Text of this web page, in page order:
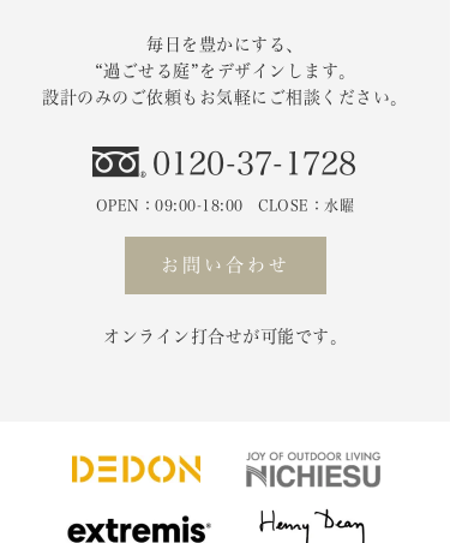
毎日を豊かにする、
“過ごせる庭”をデザインします。
設計のみのご依頼もお気軽にご相談ください。
0120-37-1728
OPEN：09:00-18:00 CLOSE：水曜
お問い合わせ
オンライン打合せが可能です。